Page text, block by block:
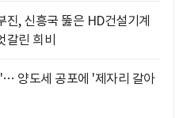
진, 신흥국 뚫은 HD건설기계
린 희비
양도세 공포에 '제자리 갈아